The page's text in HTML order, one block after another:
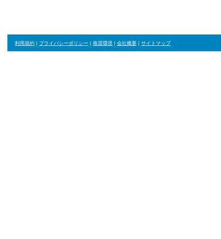
利用規約 | プライバシーポリシー | 推奨環境 | 会社概要 | サイトマップ